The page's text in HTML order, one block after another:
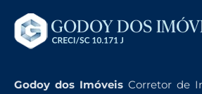
Godoy dos Imóveis Corretor de